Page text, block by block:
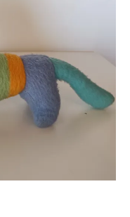
Waldi